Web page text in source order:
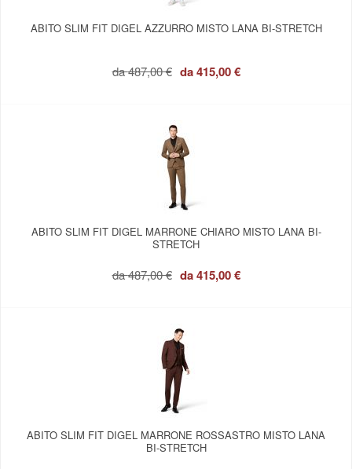
ABITO SLIM FIT DIGEL AZZURRO MISTO LANA BI-STRETCH
da487,00 € da415,00 €
ABITO SLIM FIT DIGEL MARRONE CHIARO MISTO LANA BI-
STRETCH
da487,00 € da415,00 €
ABITO SLIM FIT DIGEL MARRONE ROSSASTRO MISTO LANA
BI-STRETCH